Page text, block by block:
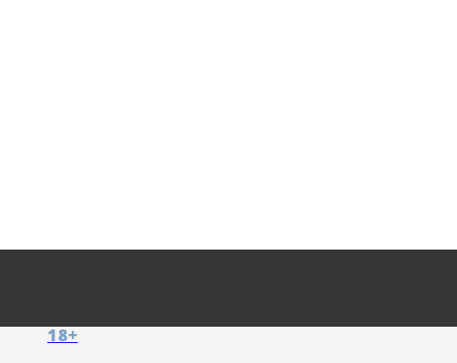
18+